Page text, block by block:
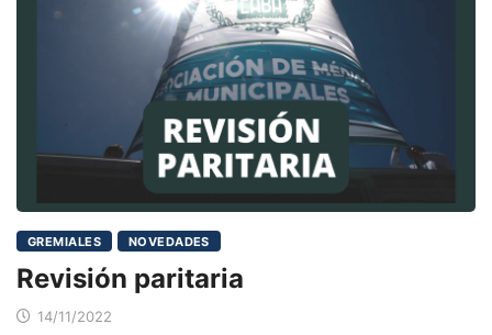
GREMIALES NOVEDADES
Revisión paritaria
14/11/2022